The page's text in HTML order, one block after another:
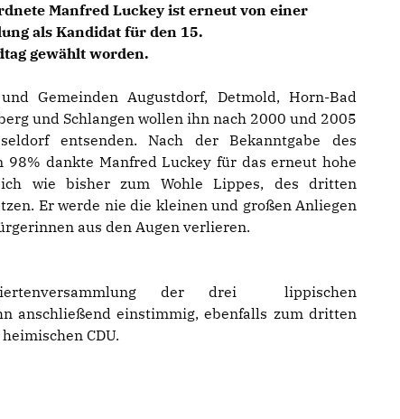
Manfred Luckey ist erneut von einer
als Kandidat für den 15.
gewählt worden.
Gemeinden Augustdorf, Detmold, Horn-Bad
und Schlangen wollen ihn nach 2000 und 2005
entsenden. Nach der Bekanntgabe des
98% dankte Manfred Luckey für das erneut hohe
wie bisher zum Wohle Lippes, des dritten
Er werde nie die kleinen und großen Anliegen
aus den Augen verlieren.
der drei lippischen
anschließend einstimmig, ebenfalls zum dritten
CDU.